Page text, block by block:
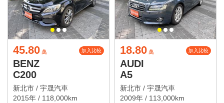
45.80 萬 加入比較
BENZ
C200
新北市 / 宇晟汽車
2015年 / 118,000km
18.80 萬 加入比較
AUDI
A5
新北市 / 宇晟汽車
2009年 / 113,000km